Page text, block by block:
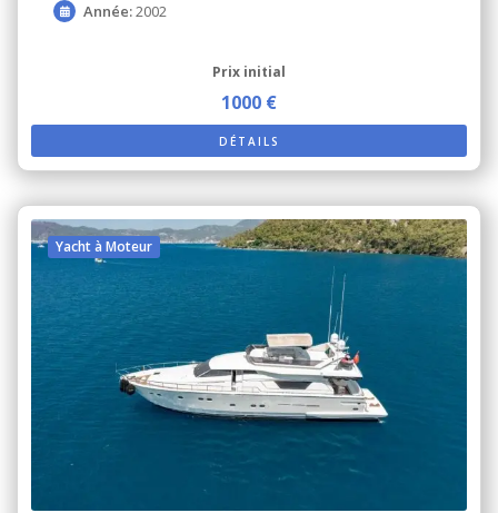
Année:2002
Prix ​​initial
1000 €
DÉTAILS
Yacht à Moteur